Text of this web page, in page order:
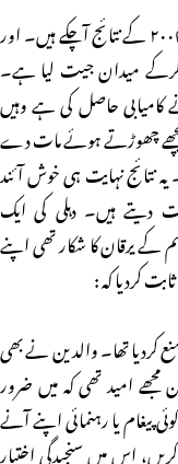
سی بی ایس ای(CBSE) دسویں اور بارہویں سال ۲۰۰۴ کے نتائج آچکے ہیں۔ اور
کرکے میدان جیت لیا ہے۔
69.43فیصد طلبہ نے کامیابی حاصل کی ہے وہیں
فرق سے پیچھے چھوڑتے ہوئے مات دے
کرائی۔ یہ نتائج نہایت ہی خوش آئند
دیتے ہیں۔ دہلی کی ایک
کے یرقان کا شکار تھی اپنے
کردیا تھا۔ والدین نے بھی
امید تھی کہ میں ضرور
یا رہنمائی اپنے آنے
اس میں سنجیدگی اختیار